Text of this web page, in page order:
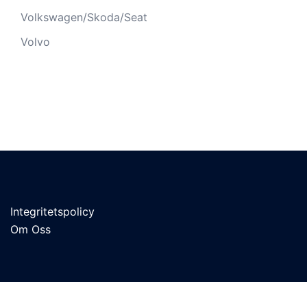
Volkswagen/Skoda/Seat
Volvo
Integritetspolicy
Om Oss